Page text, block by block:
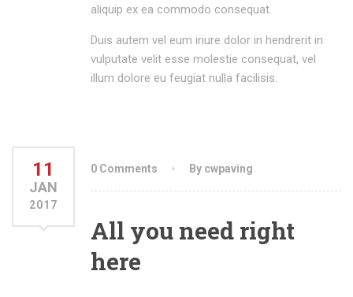
aliquip ex ea commodo consequat.
Duis autem vel eum iriure dolor in hendrerit in
vulputate velit esse molestie consequat, vel
illum dolore eu feugiat nulla facilisis.
11
JAN
2017
0 Comments By cwpaving
All you need right
here